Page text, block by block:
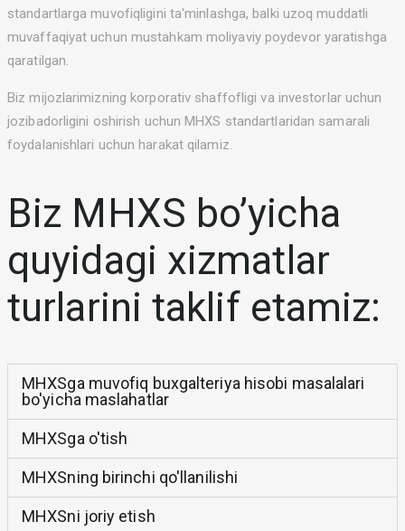
standartlarga muvofiqligini ta'minlashga, balki uzoq muddatli
muvaffaqiyat uchun mustahkam moliyaviy poydevor yaratishga
qaratilgan.
Biz mijozlarimizning korporativ shaffofligi va investorlar uchun
jozibadorligini oshirish uchun MHXS standartlaridan samarali
foydalanishlari uchun harakat qilamiz.
Biz MHXS bo’yicha
quyidagi xizmatlar
turlarini taklif etamiz:
MHXSga muvofiq buxgalteriya hisobi masalalari
bo'yicha maslahatlar
MHXSga o'tish
MHXSning birinchi qo'llanilishi
MHXSni joriy etish